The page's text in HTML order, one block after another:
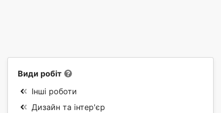
Види робіт
Інші роботи
Дизайн та інтер'єр